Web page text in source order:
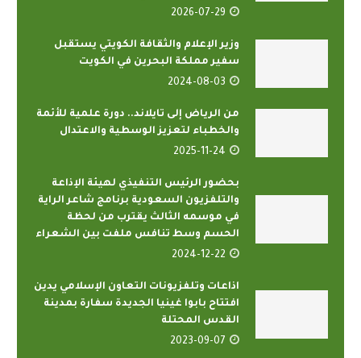
2026-07-29
وزير الإعلام والثقافة الكويتي يستقبل
سفير مملكة البحرين في الكويت
2024-08-03
من الرياض إلى تايلاند.. دورة علمية للأئمة
والخطباء لتعزيز الوسطية والاعتدال
2025-11-24
بحضور الرئيس التنفيذي لهيئة الإذاعة
والتلفزيون السعودية برنامج شاعر الراية
في موسمه الثالث يقترب من لحظة
الحسم وسط تنافس ملفت بين الشعراء
2024-12-22
اذاعات وتلفزيونات التعاون الإسلامي يدين
افتتاح بابوا غينيا الجديدة سفارة بمدينة
القدس المحتلة
2023-09-07